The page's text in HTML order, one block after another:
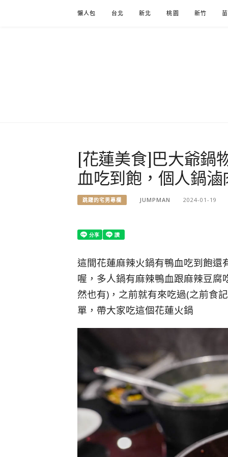
懶人包 台北 新北 桃園 新竹
[花蓮美食]巴大爺鍋
血吃到飽，個人鍋
跳躍的宅男專欄 JUMPMAN 2024-01-19
這間花蓮麻辣火鍋有鴨血吃到飽
喔，多人鍋有麻辣鴨血跟麻辣豆
然也有)，之前就有來吃過(之前食
單，帶大家吃這個花蓮火鍋